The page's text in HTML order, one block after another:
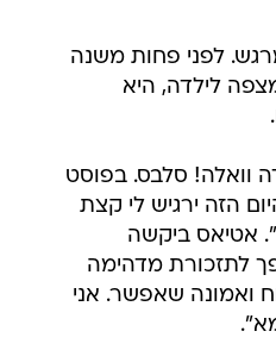
לפני פחות משנה
לילדה, היא
וואלה! סלבס. בפוסט
הזה ירגיש לי קצת
אטיאס ביקשה
לתזכורת מדהימה
ואמונה שאפשר. אני